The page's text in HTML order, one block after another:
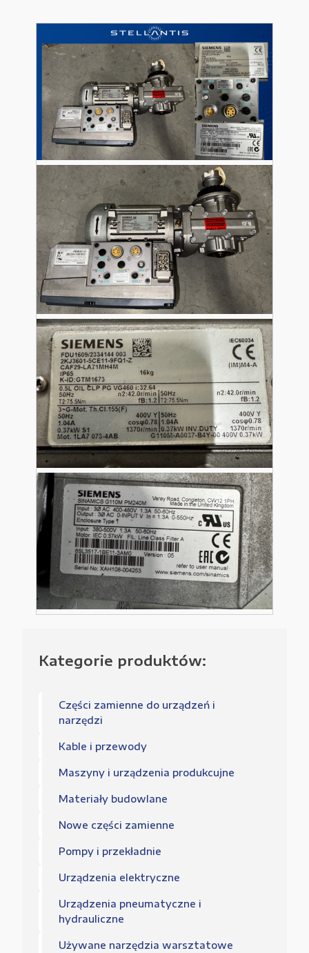
G110M
Kategorie produktów:
Części zamienne do urządzeń i
narzędzi
Kable i przewody
Maszyny i urządzenia produkcujne
Materiały budowlane
Nowe części zamienne
Pompy i przekładnie
Urządzenia elektryczne
Urządzenia pneumatyczne i
hydrauliczne
Używane narzędzia warsztatowe